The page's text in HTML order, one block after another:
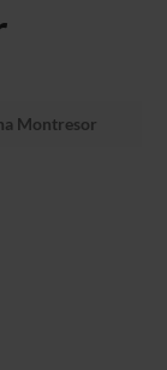
Montresor